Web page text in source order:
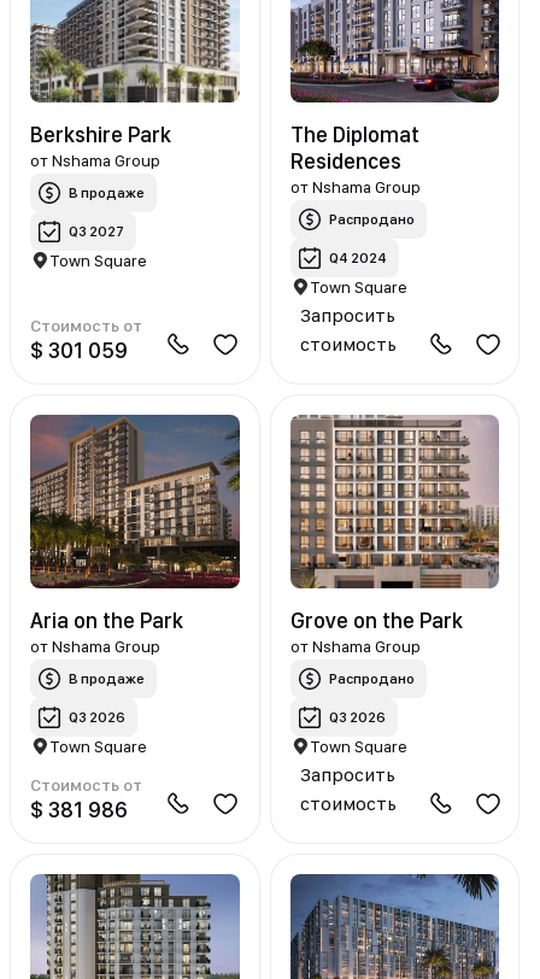
Berkshire Park
отNshama Group
В продаже
Q3 2027
Town Square
Стоимость от
$ 301 059
The Diplomat
Residences
от Nshama Group
Распродано
Q4 2024
Town Square
Запросить
стоимость
Aria on the Park
отNshama Group
В продаже
Q3 2026
Town Square
Стоимость от
$ 381 986
Grove on the Park
от Nshama Group
Распродано
Q3 2026
Town Square
Запросить
стоимость